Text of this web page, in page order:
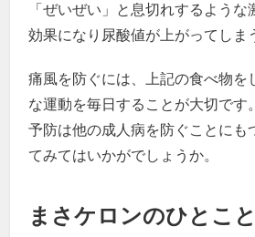
「ぜいぜい」と息切れするよう
効果になり尿酸値が上がってしま
痛風を防ぐには、上記の食べ物を
な運動を毎日することが大切です
予防は他の成人病を防ぐことにも
てみてはいかがでしょうか。
まさケロンのひとこと